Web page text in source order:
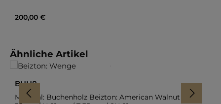
Regulärer Preis:
200,00 €
Produktgalerie überspringen
Ähnliche Artikel
BHH8
Material: Buchenholz Beizton: American Walnut Ma: B